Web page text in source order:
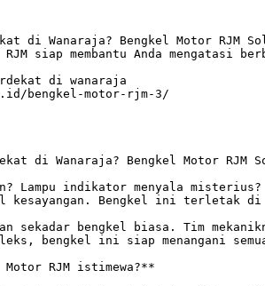
di Wanaraja? Bengkel Motor RJM
siap membantu Anda mengatasi
di wanaraja
bengkel-motor-rjm-3/
di Wanaraja? Bengkel Motor RJM
Lampu indikator menyala
kesayangan. Bengkel ini terletak di
sekadar bengkel biasa. Tim
bengkel ini siap menangani
Motor RJM istimewa?**